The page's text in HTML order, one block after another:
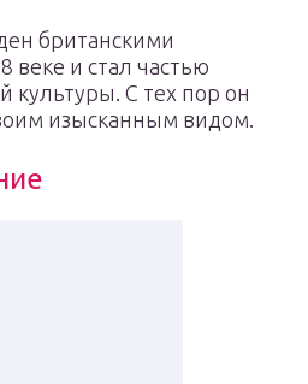
британскими
веке и стал частью
культуры. С тех пор он
изысканным видом.